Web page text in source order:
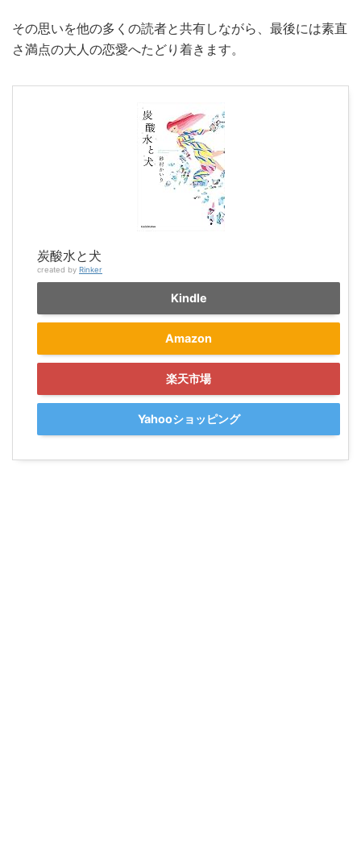
その思いを他の多くの読者と共有しながら、最後には素直
さ満点の大人の恋愛へたどり着きます。
炭酸水と犬
created by Rinker
Kindle
Amazon
楽天市場
Yahooショッピング